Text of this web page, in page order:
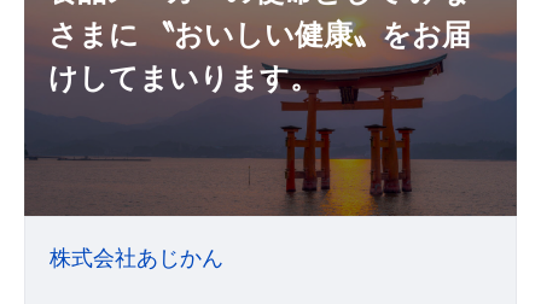
さまに 〝おいしい健康〟をお届
けしてまいります。
株式会社あじかん